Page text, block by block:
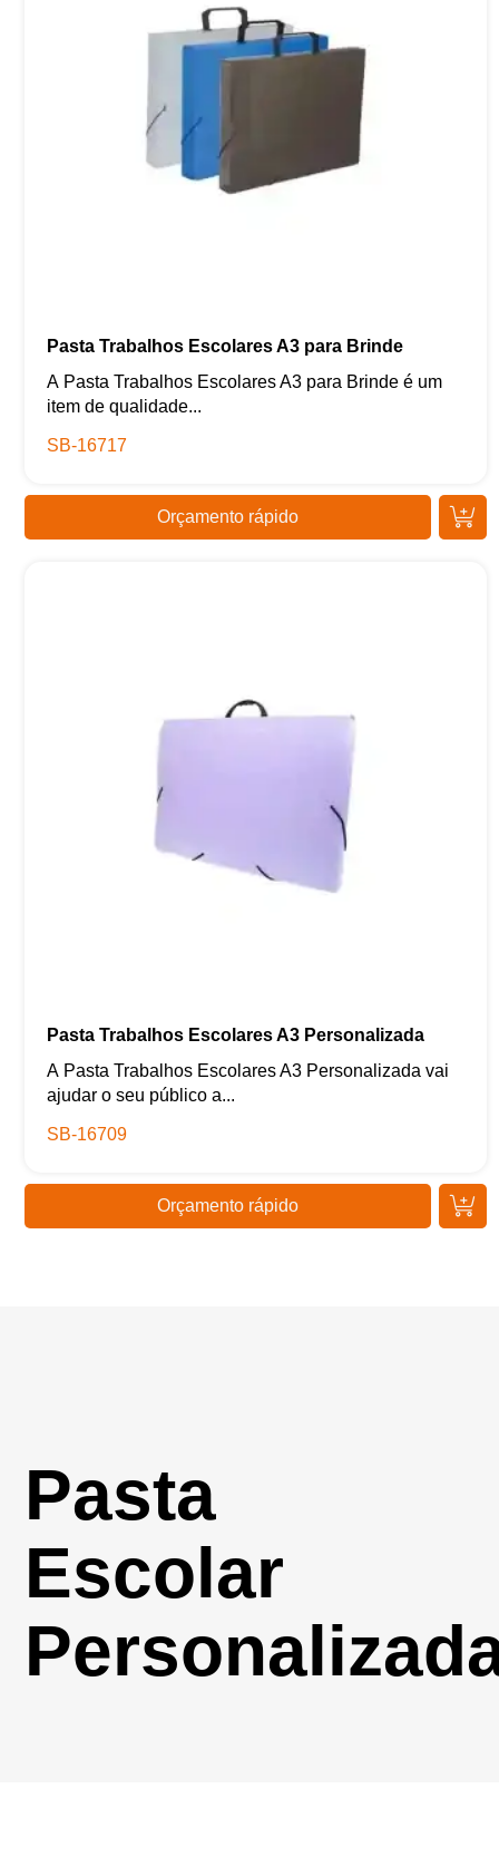
Pasta Trabalhos Escolares A3 para Brinde
A Pasta Trabalhos Escolares A3 para Brinde é um
item de qualidade...
SB-16717
Orçamento rápido
Pasta Trabalhos Escolares A3 Personalizada
A Pasta Trabalhos Escolares A3 Personalizada vai
ajudar o seu público a...
SB-16709
Orçamento rápido
Pasta
Escolar